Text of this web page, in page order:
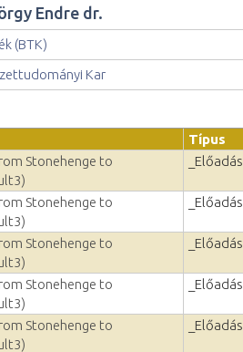
Endre dr.
(BTK)
Kar
Típus
Stonehenge to
_Előadás
Stonehenge to
_Előadás
Stonehenge to
_Előadás
Stonehenge to
_Előadás
Stonehenge to
_Előadás